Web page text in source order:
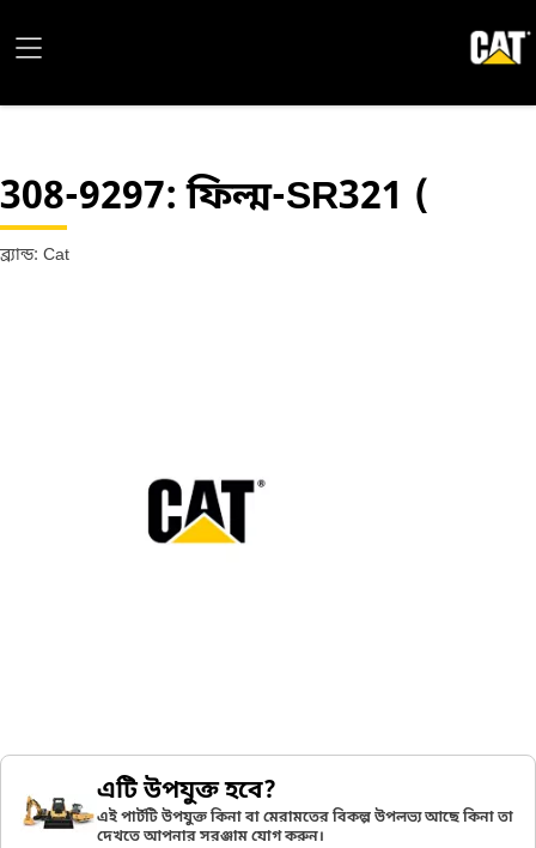
308-9297: ফিল্ম-SR321 (
ব্র্যান্ড: Cat
এটি উপযুক্ত হবে?
এই পার্টটি উপযুক্ত কিনা বা মেরামতের বিকল্প উপলভ্য আছে কিনা তা
দেখতে আপনার সরঞ্জাম যোগ করুন।